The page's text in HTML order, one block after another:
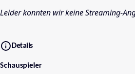
Leider konnten wir keine Streaming-
Details
Schauspieler